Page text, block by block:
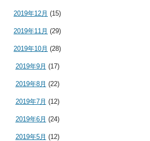
2019年12月 (15)
2019年11月 (29)
2019年10月 (28)
2019年9月 (17)
2019年8月 (22)
2019年7月 (12)
2019年6月 (24)
2019年5月 (12)